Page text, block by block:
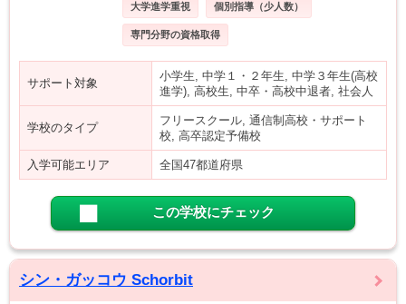
大学進学重視 個別指導（少人数）
専門分野の資格取得
サポート対象
小学生, 中学１・２年生, 中学３年生(高校
進学), 高校生, 中卒・高校中退者, 社会人
学校のタイプ
フリースクール, 通信制高校・サポート
校, 高卒認定予備校
入学可能エリア 全国47都道府県
この学校にチェック
シン・ガッコウ Schorbit